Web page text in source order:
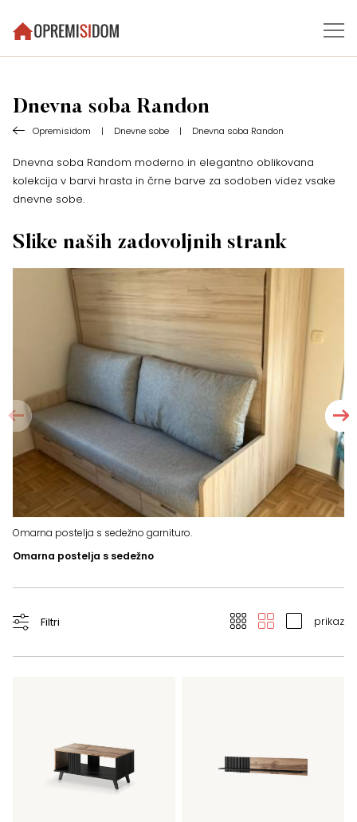
Dnevna soba Randon
Opremisidom | Dnevne sobe | Dnevna soba Randon
Dnevna soba Random moderno in elegantno oblikovana
kolekcija v barvi hrasta in črne barve za sodoben videz vsake
dnevne sobe.
Slike naših zadovoljnih strank
Omarna postelja s sedežno garnituro.
Omarna postelja s sedežno
Filtri prikaz